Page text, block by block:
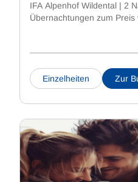
IFA Alpenhof Wildental | 2
Übernachtungen zum Preis
Einzelheiten Zur